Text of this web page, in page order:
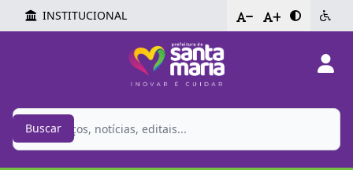
INSTITUCIONAL - +
Buscar